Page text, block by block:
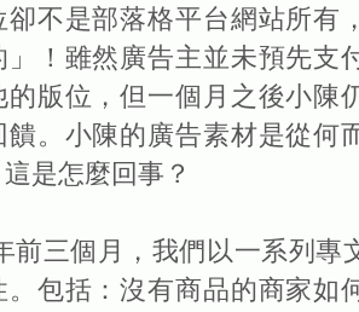
卻不是部落格平台網站所有
」！雖然廣告主並未預先支
的版位，但一個月之後小陳
饋。小陳的廣告素材是從何
是怎麼回事？
三個月，我們以一系列專
。包括：沒有商品的商家如